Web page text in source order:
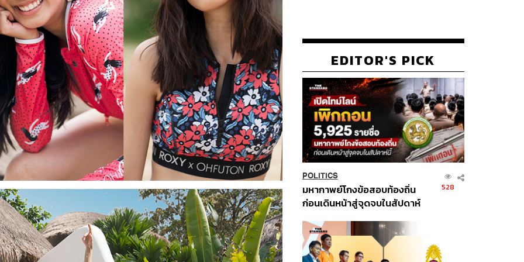
EDITOR'S PICK
POLITICS
มหากาพย์โกงข้อสอบท้องถิ่น
ก่อนเดินหน้าสู่จุดจบในสัปดาห์
528